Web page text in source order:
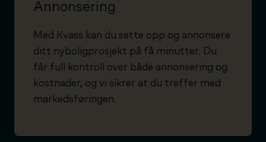
Annonsering
Med Kvass kan du sette opp og annonsere
ditt nyboligprosjekt på få minutter. Du
får full kontroll over både annonsering og
kostnader, og vi sikrer at du treffer med
markedsføringen.